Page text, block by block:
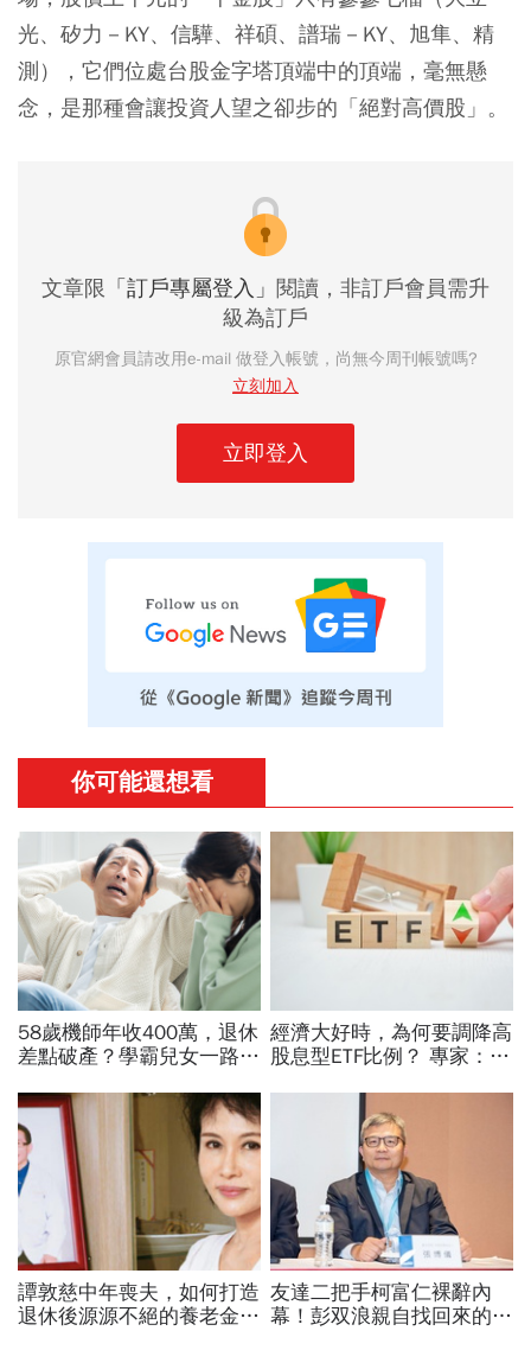
光、矽力－KY、信驊、祥碩、譜瑞－KY、旭隼、精
測），它們位處台股金字塔頂端中的頂端，毫無懸
念，是那種會讓投資人望之卻步的「絕對高價股」。
文章限 「訂戶專屬登入」 閱讀，非訂戶會員需升
級為訂戶
原官網會員請改用e-mail 做登入帳號，尚無今周刊帳號嗎?
立刻加入
立即登入